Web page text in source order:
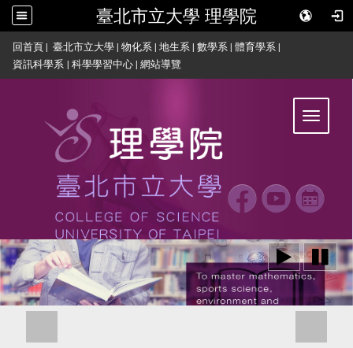
臺北市立大學 理學院
回首頁 | 臺北市立大學 | 物化系 | 地生系 | 數學系 | 體育學系 |
資訊科學系 | 科學學習中心 | 網站導覽
Toggle